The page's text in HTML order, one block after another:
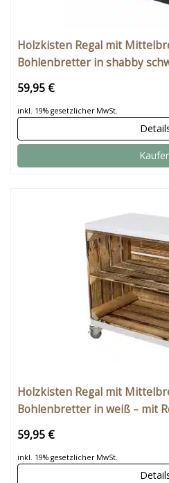
Holzkisten Regal mit
Bohlenbretter in shabby
53x50x30
59,95 €
inkl. 19% gesetzlicher MwSt.
Holzkisten Regal mit
Bohlenbretter in weiß – mit
59,95 €
inkl. 19% gesetzlicher MwSt.